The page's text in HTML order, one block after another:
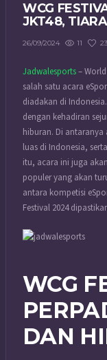
WCG
JKT48,
26/09/2024 11 23
Jadwalesports–
salah satu acara
diadakan di
dengan kehadiran
hiburan. Di
luas di Indonesia,
itu, acara ini juga
populer yang akan
antara kompetisi
Festival 2024
WCG
DAN